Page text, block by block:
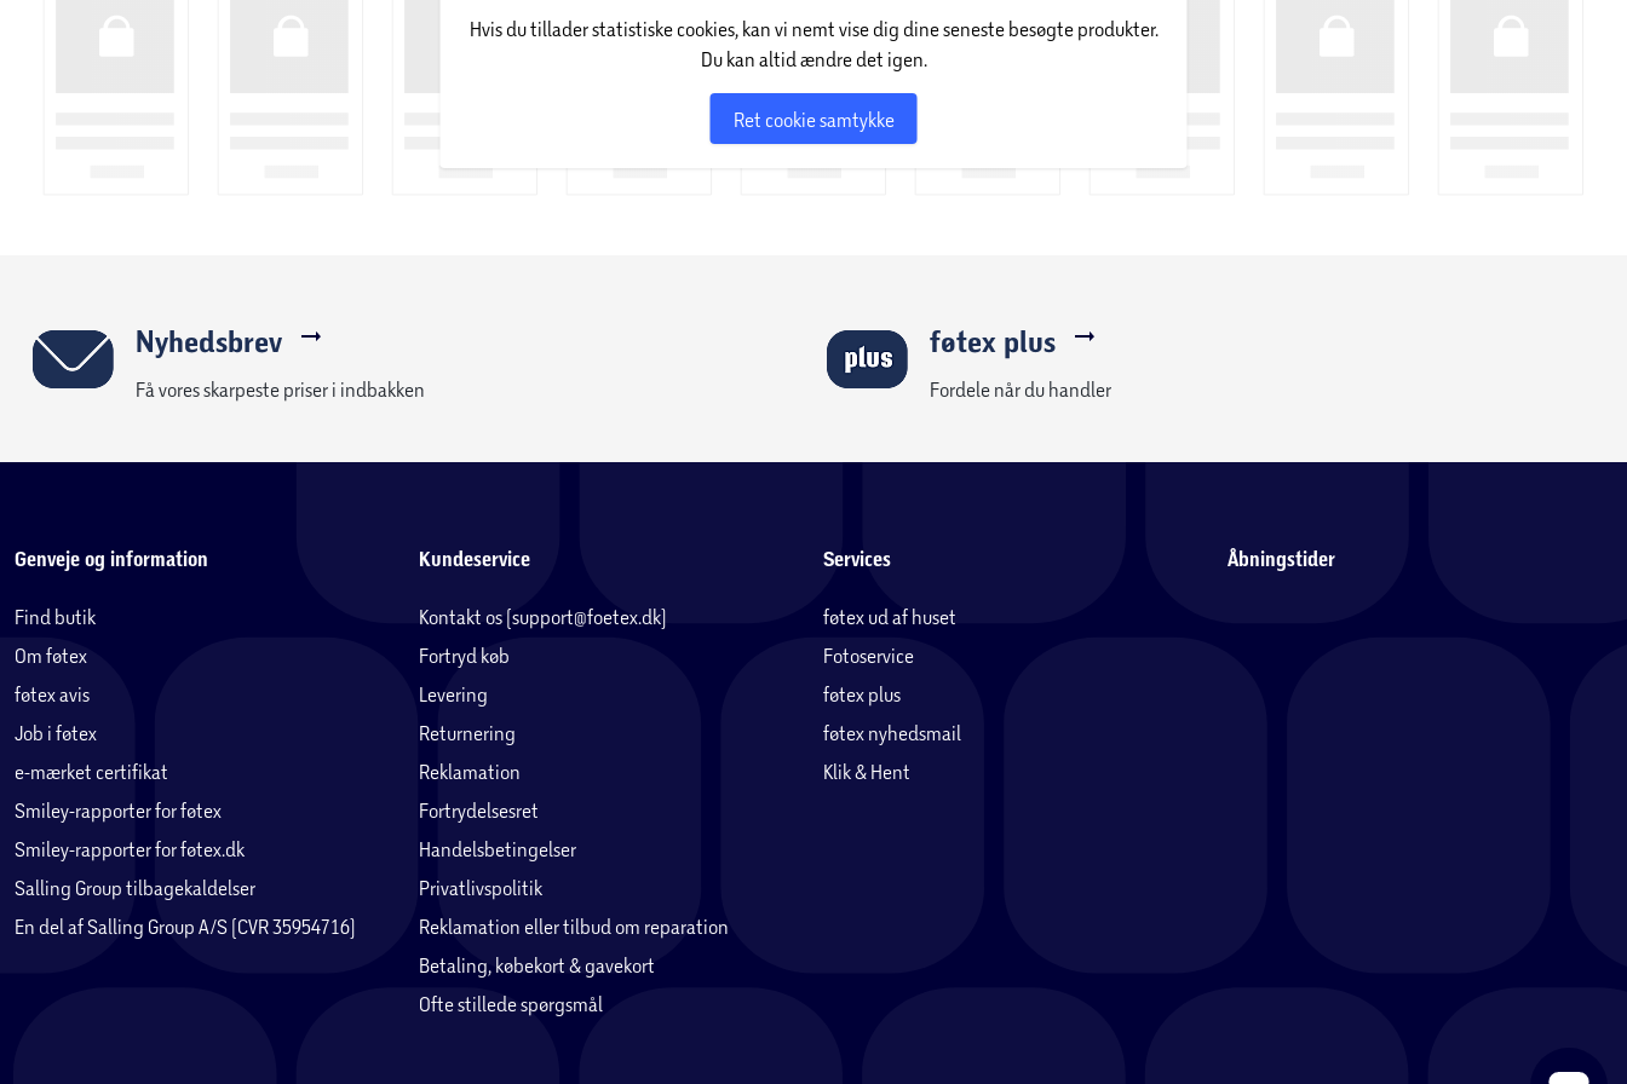
Hvis du tillader statistiske cookies, kan vi nemt vise dig dine seneste besøgte produkter.
Du kan altid ændre det igen.
Ret cookie samtykke
Nyhedsbrev
Få vores skarpeste priser i indbakken
føtex plus
Fordele når du handler
Genveje og information
Find butik
Om føtex
føtex avis
Job i føtex
e-mærket certifikat
Smiley-rapporter for føtex
Smiley-rapporter for føtex.dk
Salling Group tilbagekaldelser
En del af Salling Group A/S (CVR 35954716)
Kundeservice
Kontakt os (support@foetex.dk)
Fortryd køb
Levering
Returnering
Reklamation
Fortrydelsesret
Handelsbetingelser
Privatlivspolitik
Reklamation eller tilbud om reparation
Betaling, købekort & gavekort
Ofte stillede spørgsmål
Services
føtex ud af huset
Fotoservice
føtex plus
føtex nyhedsmail
Klik & Hent
Åbningstider